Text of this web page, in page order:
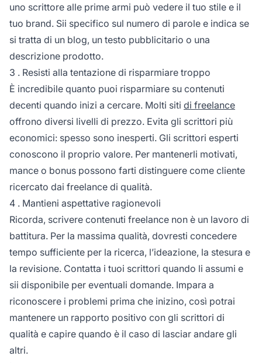
uno scrittore alle prime armi può vedere il tuo stile e il
tuo brand. Sii specifico sul numero di parole e indica se
si tratta di un blog, un testo pubblicitario o una
descrizione prodotto.
3 . Resisti alla tentazione di risparmiare troppo
È incredibile quanto puoi risparmiare su contenuti
decenti quando inizi a cercare. Molti siti di freelance
offrono diversi livelli di prezzo. Evita gli scrittori più
economici: spesso sono inesperti. Gli scrittori esperti
conoscono il proprio valore. Per mantenerli motivati,
mance o bonus possono farti distinguere come cliente
ricercato dai freelance di qualità.
4 . Mantieni aspettative ragionevoli
Ricorda, scrivere contenuti freelance non è un lavoro di
battitura. Per la massima qualità, dovresti concedere
tempo sufficiente per la ricerca, l’ideazione, la stesura e
la revisione. Contatta i tuoi scrittori quando li assumi e
sii disponibile per eventuali domande. Impara a
riconoscere i problemi prima che inizino, così potrai
mantenere un rapporto positivo con gli scrittori di
qualità e capire quando è il caso di lasciar andare gli
altri.